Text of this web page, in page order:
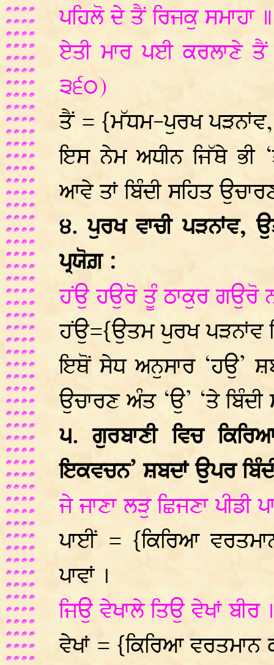
ਪਹਿਲੋ ਦੇ ਤੈਂ ਰਿਜਕੁ ਸਮਾਹਾ
ਏਤੀ ਮਾਰ ਪਈ ਕਰਲਾਣੇ
੩੬੦)
ਤੈਂ = {ਮੱਧਮ-ਪੁਰਖ
ਇਸ ਨੇਮ ਅਧੀਨ ਜਿੱਥੇ ਭੀ
ਆਵੇ ਤਾਂ ਬਿੰਦੀ ਸਹਿਤ
੪. ਪੁਰਖ ਵਾਚੀ ਪੜਨਾਂਵ,
ਪ੍ਰਯੋਗ਼ :
ਹਂਉ ਹਉਰੋ ਤੂੰ ਠਾਕੁਰ ਗਉਰੋ
ਹਂਉ={ਉਤਮ ਪੁਰਖ
ਇਥੋਂ ਸੇਧ ਅਨੁਸਾਰ ‘ਹਉ’
ਉਚਾਰਣ ਅੰਤ ‘ਉ’ ‘ਤੇ ਬਿੰਦੀ
੫. ਗੁਰਬਾਣੀ ਵਿਚ
ਇਕਵਚਨ’ ਸ਼ਬਦਾਂ ਉਪਰ
ਜੇ ਜਾਣਾ ਲੜੁ ਛਿਜਣਾ
ਪਾਈਂ = {ਕਿਰਿਆ
ਪਾਵਾਂ ।
ਜਿਉ ਵੇਖਾਲੇ ਤਿਉ ਵੇਖਾਂ
ਵੇਖਾਂ = {ਕਿਰਿਆ